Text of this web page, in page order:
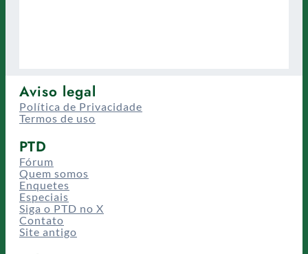
Aviso legal
Política de Privacidade
Termos de uso
PTD
Fórum
Quem somos
Enquetes
Especiais
Siga o PTD no X
Contato
Site antigo